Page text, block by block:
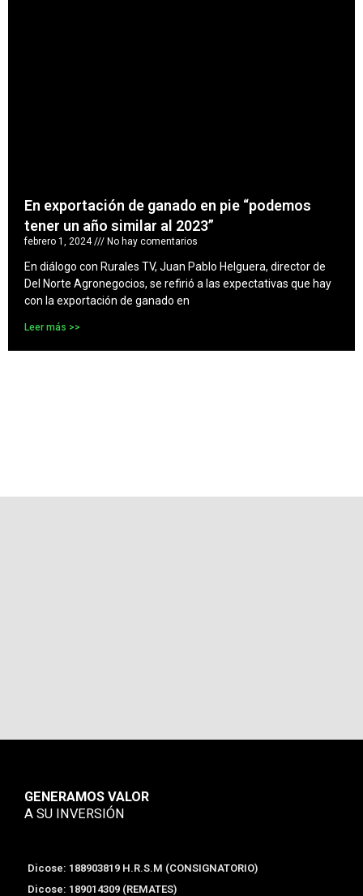
En exportación de ganado en pie “podemos
tener un año similar al 2023”
febrero 1, 2024 No hay comentarios
En diálogo con Rurales TV, Juan Pablo Helguera, director de
Del Norte Agronegocios, se refirió a las expectativas que hay
con la exportación de ganado en
Leer más >>
GENERAMOS VALOR
A SU INVERSIÓN
Dicose: 188903819 H.R.S.M (CONSIGNATORIO)
Dicose: 189014309 (REMATES)